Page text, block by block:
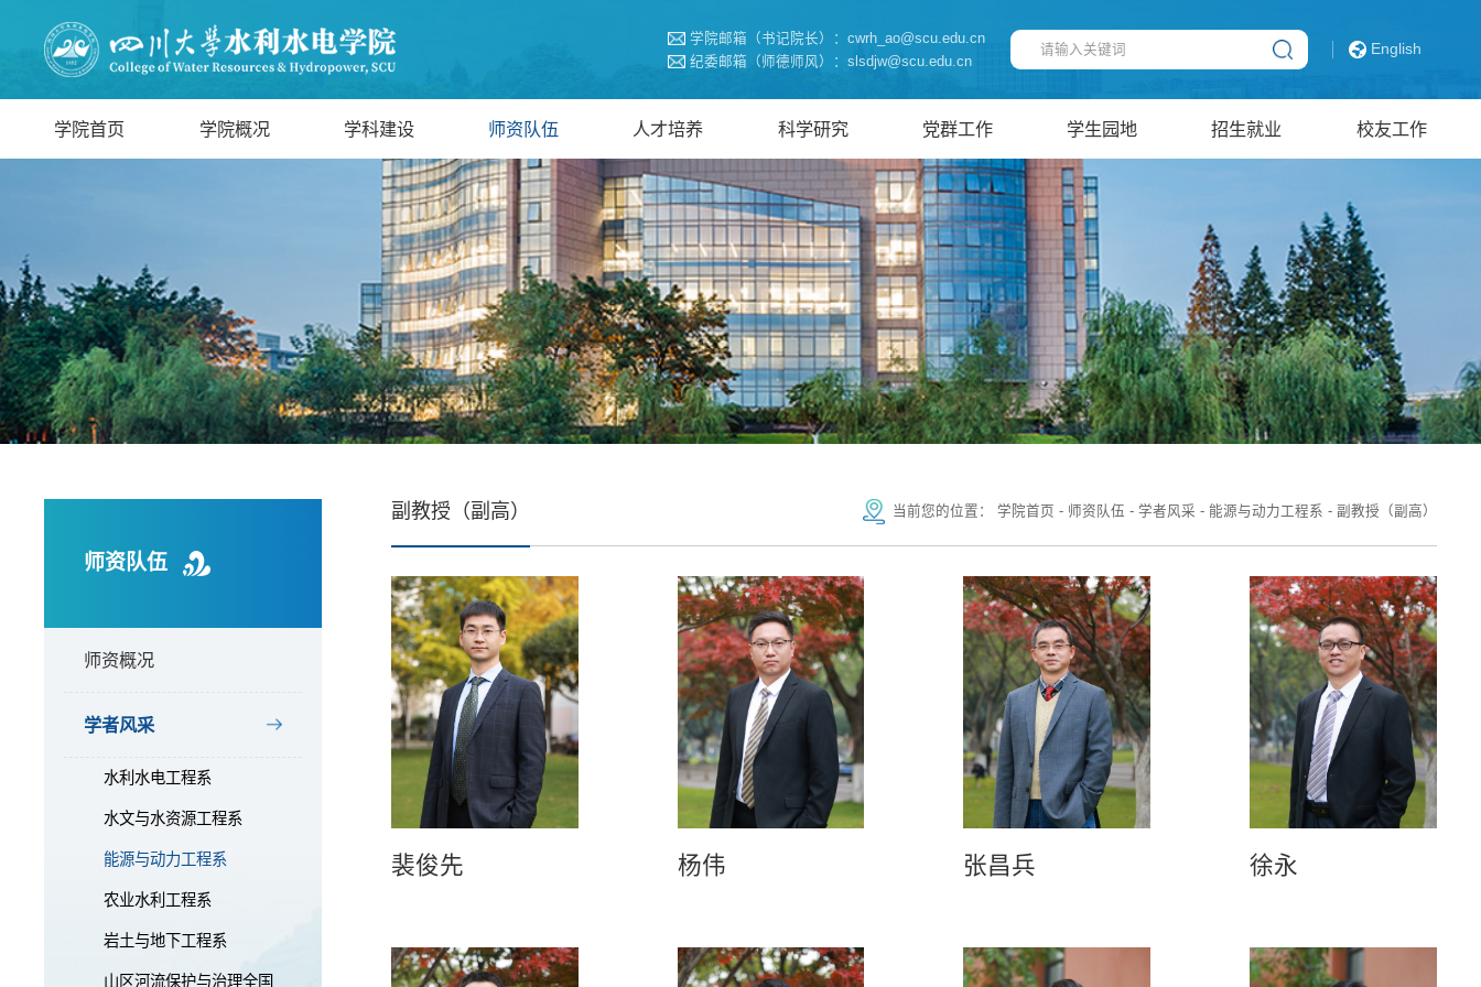
学院邮箱（书记院长）：cwrh_ao@scu.edu.cn
纪委邮箱（师德师风）：slsdjw@scu.edu.cn
English
学院首页 学院概况 学科建设 师资队伍 人才培养 科学研究 党群工作 学生园地 招生就业 校友工作
师资队伍
师资概况
学者风采
水利水电工程系
水文与水资源工程系
能源与动力工程系
农业水利工程系
岩土与地下工程系
山区河流保护与治理全国
副教授（副高） 当前您的位置： 学院首页 - 师资队伍 - 学者风采 - 能源与动力工程系 - 副教授（副高）
裴俊先 杨伟 张昌兵 徐永